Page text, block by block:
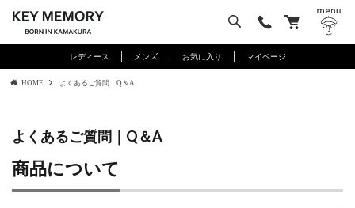
レディース メンズ お気に入り マイページ
HOME よくあるご質問｜Q＆A
よくあるご質問｜Q＆A
商品について